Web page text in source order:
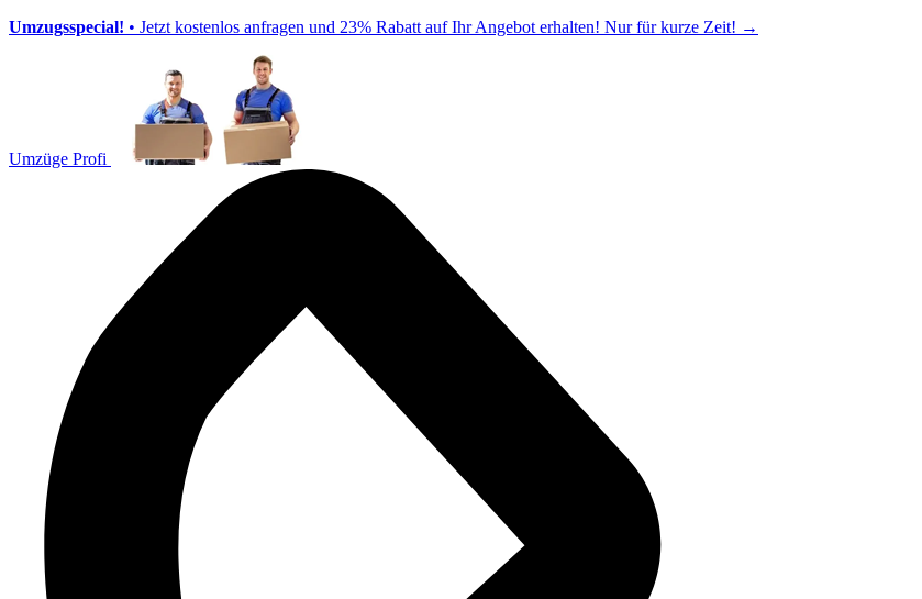
Umzugsspecial! • Jetzt kostenlos anfragen und 23% Rabatt auf Ihr Angebot erhalten! Nur für kurze Zeit! →
Umzüge Profi